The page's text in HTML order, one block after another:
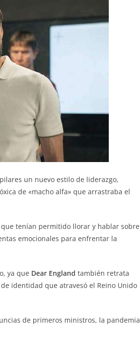
un nuevo estilo de liderazgo,
de «macho alfa» que arrastraba el
tenían permitido llorar y hablar sobre
emocionales para enfrentar la
ya que Dear England también retrata
identidad que atravesó el Reino Unido
de primeros ministros, la pandemia